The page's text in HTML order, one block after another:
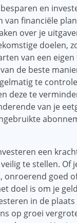
en
van financiële
over je
doelen,
van een
de beste
te
deze te
van je
een
te stellen. Of
onroerend goed
doel is om je
in de
op groei